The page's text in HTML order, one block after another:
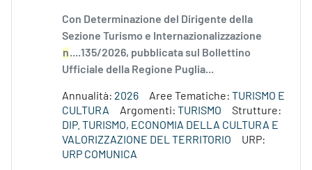
Con Determinazione del Dirigente della
Sezione Turismo e Internazionalizzazione
n....135/2026, pubblicata sul Bollettino
Ufficiale della Regione Puglia...
Annualità: 2026 Aree Tematiche: TURISMO E
CULTURA
Argomenti: TURISMO
Strutture:
DIP. TURISMO, ECONOMIA DELLA CULTURA E
VALORIZZAZIONE DEL TERRITORIO
URP:
URP COMUNICA